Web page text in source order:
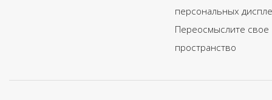
персональных
Переосмыслите свое
пространство